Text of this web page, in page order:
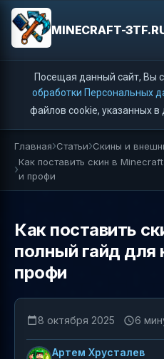
MINECRAFT-
Посещая данный сайт, Вы
обработки Персональных
файлов cookie, указанных в
Главная Статьи Скины и
Как поставить скин в
и профи
Как поставить
полный гайд для
профи
8 октября 2025 6
Артем Хрусталев